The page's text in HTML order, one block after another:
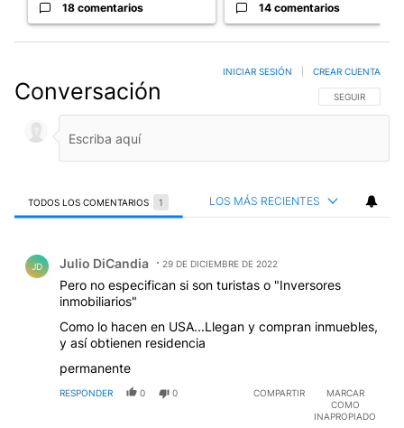
18 comentarios 14 comentarios
Conversación SIGA ESTA
SEGUIR
INICIAR SESIÓN CREAR CUENTA
TODOS LOS COMENTARIOS 1 LOS MÁS RECIENTES
JD Julio DiCandia 29 DE DICIEMBRE DE 2022
Pero no especifican si son turistas o "Inversores
inmobiliarios"
Como lo hacen en USA...Llegan y compran inmuebles,
y así obtienen residencia
permanente
RESPONDER 0 0 COMPARTIR
MARCAR
COMO
INAPROPIADO